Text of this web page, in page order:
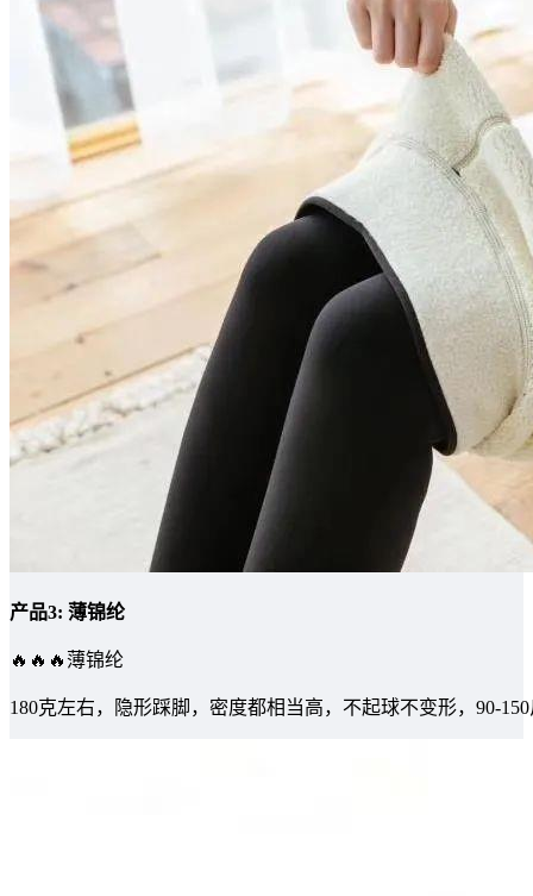
产品3: 薄锦纶
🔥🔥🔥薄锦纶
180克左右，隐形踩脚，密度都相当高，不起球不变形，90-